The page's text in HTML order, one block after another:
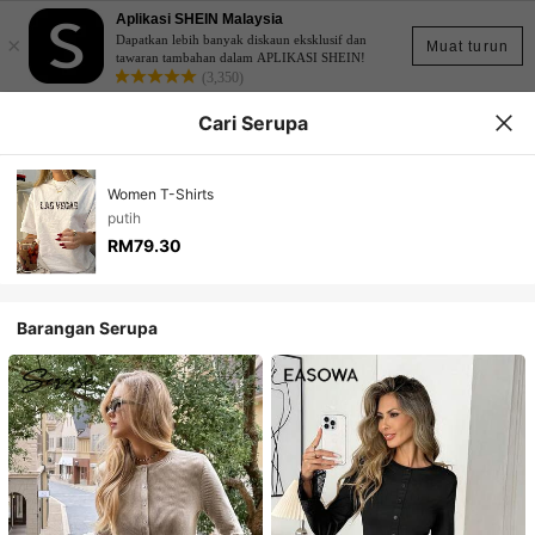
Muat turun
×
Aplikasi SHEIN Malaysia
Dapatkan lebih banyak diskaun eksklusif dan
tawaran tambahan dalam APLIKASI SHEIN!
(3,350)
Cari Serupa
Women T-Shirts
putih
RM79.30
Barangan Serupa